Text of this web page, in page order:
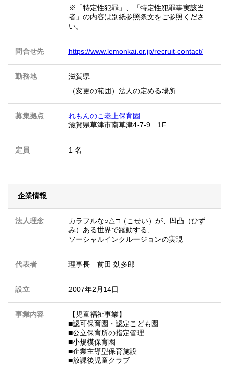
※「特定性犯罪」、「特定性犯罪事実該当
者」の内容は別紙参照条文をご参照くださ
い。
問合せ先 https://www.lemonkai.or.jp/recruit-contact/
勤務地
滋賀県
（変更の範囲）法人の定める場所
募集拠点
れもんのこ老上保育園
滋賀県草津市南草津4-7-9 1F
定員 1 名
企業情報
法人理念
カラフルな○△□（こせい）が、凹凸（ひず
み）ある世界で躍動する、
ソーシャルインクルージョンの実現
代表者 理事長 前田 効多郎
設立 2007年2月14日
事業内容
【児童福祉事業】
■認可保育園・認定こども園
■公立保育所の指定管理
■小規模保育園
■企業主導型保育施設
■放課後児童クラブ